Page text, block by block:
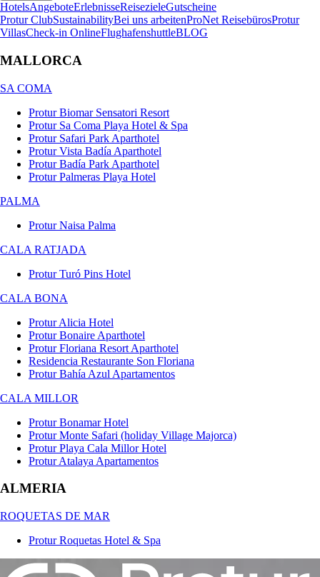
HotelsAngeboteErlebnisseReisezieleGutscheine
Protur ClubSustainabilityBei uns arbeitenProNet ReisebürosProtur
VillasCheck-in OnlineFlughafenshuttleBLOG
MALLORCA
SA COMA
Protur Biomar Sensatori Resort
Protur Sa Coma Playa Hotel & Spa
Protur Safari Park Aparthotel
Protur Vista Badía Aparthotel
Protur Badía Park Aparthotel
Protur Palmeras Playa Hotel
PALMA
Protur Naisa Palma
CALA RATJADA
Protur Turó Pins Hotel
CALA BONA
Protur Alicia Hotel
Protur Bonaire Aparthotel
Protur Floriana Resort Aparthotel
Residencia Restaurante Son Floriana
Protur Bahía Azul Apartamentos
CALA MILLOR
Protur Bonamar Hotel
Protur Monte Safari (holiday Village Majorca)
Protur Playa Cala Millor Hotel
Protur Atalaya Apartamentos
ALMERIA
ROQUETAS DE MAR
Protur Roquetas Hotel & Spa